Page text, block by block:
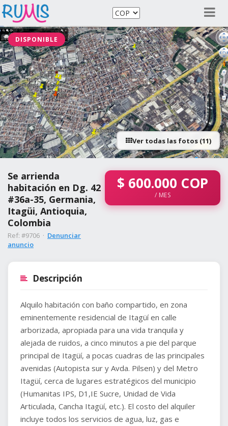
DISPONIBLE
Ver todas las fotos (11)
Se arrienda
habitación en Dg. 42
#36a-35, Germania,
Itagüi, Antioquia,
Colombia
Ref: #9706 · Denunciar
anuncio
$ 600.000 COP
/ MES
Descripción
Alquilo habitación con baño compartido, en zona
eminentemente residencial de Itagüí en calle
arborizada, apropiada para una vida tranquila y
alejada de ruidos, a cinco minutos a pie del parque
principal de Itagüí, a pocas cuadras de las principales
avenidas (Autopista sur y Avda. Pilsen) y del Metro
Itagüí, cerca de lugares estratégicos del municipio
(Humanitas IPS, D1,IE Sucre, Unidad de Vida
Articulada, Cancha Itagüí, etc.). El costo del alquiler
incluye todos los servicios de agua, luz, gas e